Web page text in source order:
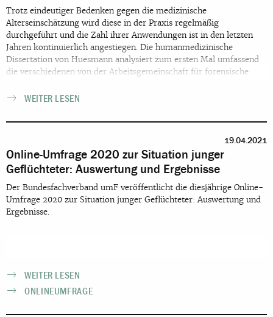
Trotz eindeutiger Bedenken gegen die medizinische
Alterseinschätzung wird diese in der Praxis regelmäßig
durchgeführt und die Zahl ihrer Anwendungen ist in den letzten
Jahren kontinuierlich angestiegen. Die humanmedizinische
Dissertation von Huesmann analysiert zum ersten Mal umfassend
die verschiedenen von der Arbeitsgemeinschaft für forensische
medizinischen Alterseinschätzung. Livia Guiliani hat diese im
WEITER LESEN
19.04.2021
Online-Umfrage 2020 zur Situation junger
Geflüchteter: Auswertung und Ergebnisse
Der Bundesfachverband umF veröffentlicht die diesjährige Online-
Umfrage 2020 zur Situation junger Geflüchteter: Auswertung und
Ergebnisse.
WEITER LESEN
ONLINEUMFRAGE